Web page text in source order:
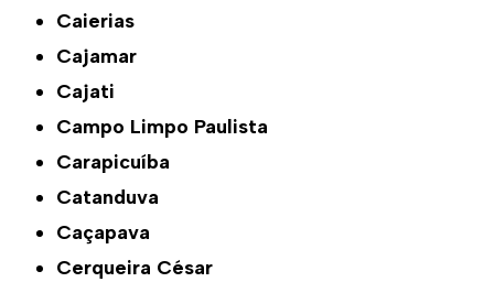
Caierias
Cajamar
Cajati
Campo Limpo Paulista
Carapicuíba
Catanduva
Caçapava
Cerqueira César